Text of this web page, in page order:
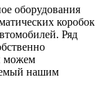
оборудования
коробок
Ряд
можем
нашим